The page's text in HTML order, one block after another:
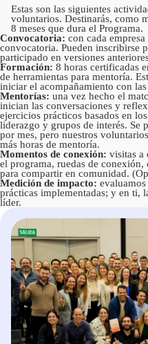
Estas son las siguientes
voluntarios. Destinarás, como
8 meses que dura el Programa.
Convocatoria: con cada
convocatoria. Pueden inscribirse
participado en versiones
Formación: 8 horas certificadas
de herramientas para mentoría.
iniciar el acompañamiento con las
Mentorías: una vez hecho el
inician las conversaciones y
ejercicios prácticos basados en
liderazgo y grupos de interés. Se
por mes, pero nuestros
más horas de mentoría.
Momentos de conexión: visitas a
el programa, ruedas de
para compartir en comunidad.
Medición de impacto:
prácticas implementadas; y en ti,
líder.